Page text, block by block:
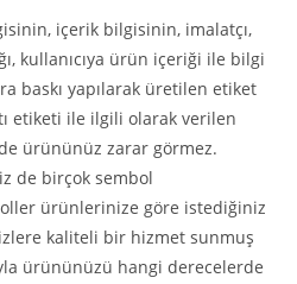
içerik bilgisinin, imalatçı,
kullanıcıya ürün içeriği ile bilgi
baskı yapılarak üretilen etiket
etiketi ile ilgili olarak verilen
ürününüz zarar görmez.
de birçok sembol
ürünlerinize göre istediğiniz
kaliteli bir hizmet sunmuş
ürününüzü hangi derecelerde